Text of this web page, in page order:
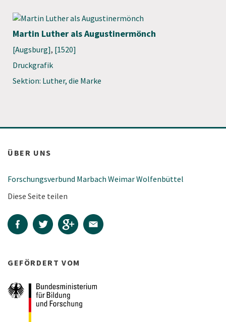
Martin Luther als Augustinermönch
[Augsburg], [1520]
Druckgrafik
Sektion: Luther, die Marke
ÜBER UNS
Forschungsverbund Marbach Weimar Wolfenbüttel
Diese Seite teilen
GEFÖRDERT VOM